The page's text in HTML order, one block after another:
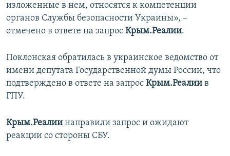
изложенные в нем, относятся к компетенции
органов Службы безопасности Украины», –
отмечено в ответе на запрос Крым.Реалии.
Поклонская обратилась в украинское ведомство от
имени депутата Государственной думы России, что
подтверждено в ответе на запрос Крым.Реалии в
ГПУ.
Крым.Реалии направили запрос и ожидают
реакции со стороны СБУ.